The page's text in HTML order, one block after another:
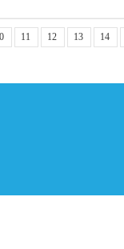
11 12 13 14